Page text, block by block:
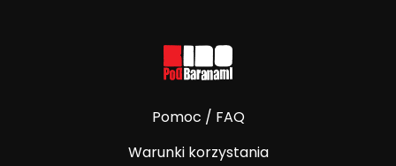
Pomoc / FAQ
Warunki korzystania